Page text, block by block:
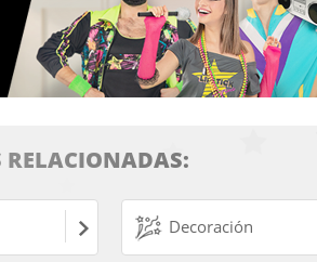
RELACIONADAS:
Decoración